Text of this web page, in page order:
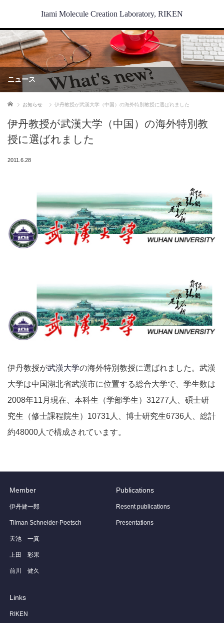
Itami Molecule Creation Laboratory, RIKEN
ニュース
ホーム お知らせ 伊丹教授が武漢大学（中国）の海外特別教授に選ばれました
伊丹教授が武漢大学（中国）の海外特別教
授に選ばれました
2011.6.28
伊丹教授が武漢大学の海外特別教授に選ばれました。武漢
大学は中国湖北省武漢市に位置する総合大学で、学生数は
2008年11月現在、本科生（学部学生）31277人、碩士研
究生（修士課程院生）10731人、博士研究生6736人、総計
約48000人で構成されています。
Member
伊丹健一郎
Tilman Schneider-Poetsch
天池 一真
上田 彩果
前川 健久
Publications
Resent publications
Presentations
Links
RIKEN